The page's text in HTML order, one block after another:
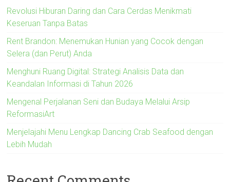
Revolusi Hiburan Daring dan Cara Cerdas Menikmati
Keseruan Tanpa Batas
Rent Brandon: Menemukan Hunian yang Cocok dengan
Selera (dan Perut) Anda
Menghuni Ruang Digital: Strategi Analisis Data dan
Keandalan Informasi di Tahun 2026
Mengenal Perjalanan Seni dan Budaya Melalui Arsip
ReformasiArt
Menjelajahi Menu Lengkap Dancing Crab Seafood dengan
Lebih Mudah